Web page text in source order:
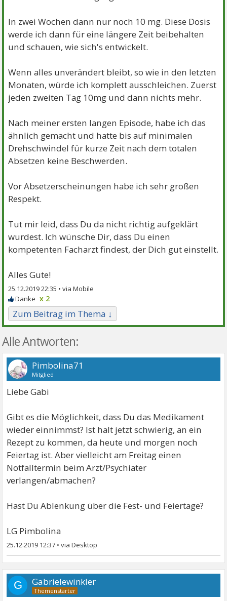
In zwei Wochen dann nur noch 10 mg. Diese Dosis
werde ich dann für eine längere Zeit beibehalten
und schauen, wie sich's entwickelt.
Wenn alles unverändert bleibt, so wie in den letzten
Monaten, würde ich komplett ausschleichen. Zuerst
jeden zweiten Tag 10mg und dann nichts mehr.
Nach meiner ersten langen Episode, habe ich das
ähnlich gemacht und hatte bis auf minimalen
Drehschwindel für kurze Zeit nach dem totalen
Absetzen keine Beschwerden.
Vor Absetzerscheinungen habe ich sehr großen
Respekt.
Tut mir leid, dass Du da nicht richtig aufgeklärt
wurdest. Ich wünsche Dir, dass Du einen
kompetenten Facharzt findest, der Dich gut einstellt.
Alles Gute!
25.12.2019 22:35 •
x 2
Zum Beitrag im Thema ↓
Alle Antworten:
Pimbolina71
Mitglied
Liebe Gabi
Gibt es die Möglichkeit, dass Du das Medikament
wieder einnimmst? Ist halt jetzt schwierig, an ein
Rezept zu kommen, da heute und morgen noch
Feiertag ist. Aber vielleicht am Freitag einen
Notfalltermin beim Arzt/Psychiater
verlangen/abmachen?
Hast Du Ablenkung über die Fest- und Feiertage?
LG Pimbolina
25.12.2019 12:37 •
G Gabrielewinkler